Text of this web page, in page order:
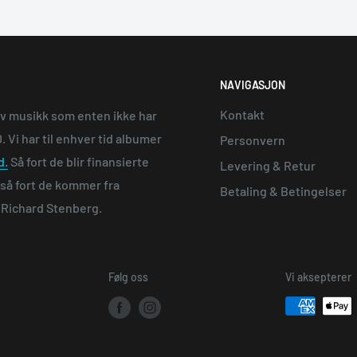
musikk som enten ikke har
Vi har til enhver tid albumer
Så fort de blir finansierte
fort de kommer fra
Stenberg.
NAVIGASJON
Kontakt
Personvern
Levering & Retur
Betaling & Betingelser
Følg oss Vi aksepterer